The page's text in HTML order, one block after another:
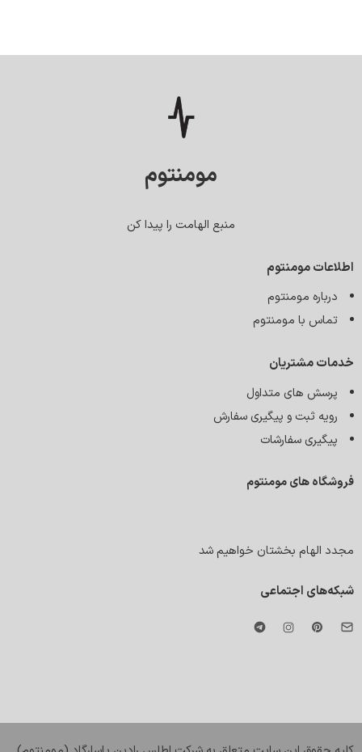
مومنتوم
منبع الهامت را پیدا کن
اطلاعات مومنتوم
درباره مومنتوم
تماس با مومنتوم
خدمات مشتریان
پرسش های متداول
رویه ثبت و پیگیری سفارش
پیگیری سفارشات
فروشگاه های مومنتوم
مجدد الهام بخشتان خواهیم شد
شبکه‌های اجتماعی